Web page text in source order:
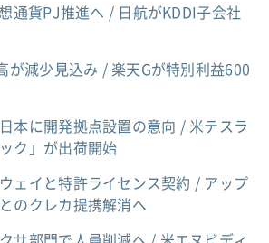
通貨PJ推進へ / 日航がKDDI子会社
が減少見込み / 楽天Gが特別利益600
本に開発拠点設置の意向 / 米テスラ
ク」が出荷開始
ェイと特許ライセンス契約 / アップ
のクレカ提携解消へ